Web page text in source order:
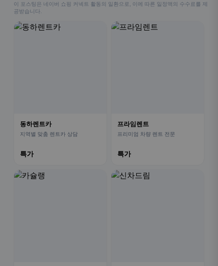
이 포스팅은 네이버 쇼핑 커넥트 활동의 일환으로, 이에 따른 일정액의 수수료를 제
공받습니다.
동하렌트카
지역별 맞춤 렌트카 상담
특가
프라임렌트
프리미엄 차량 렌트 전문
특가